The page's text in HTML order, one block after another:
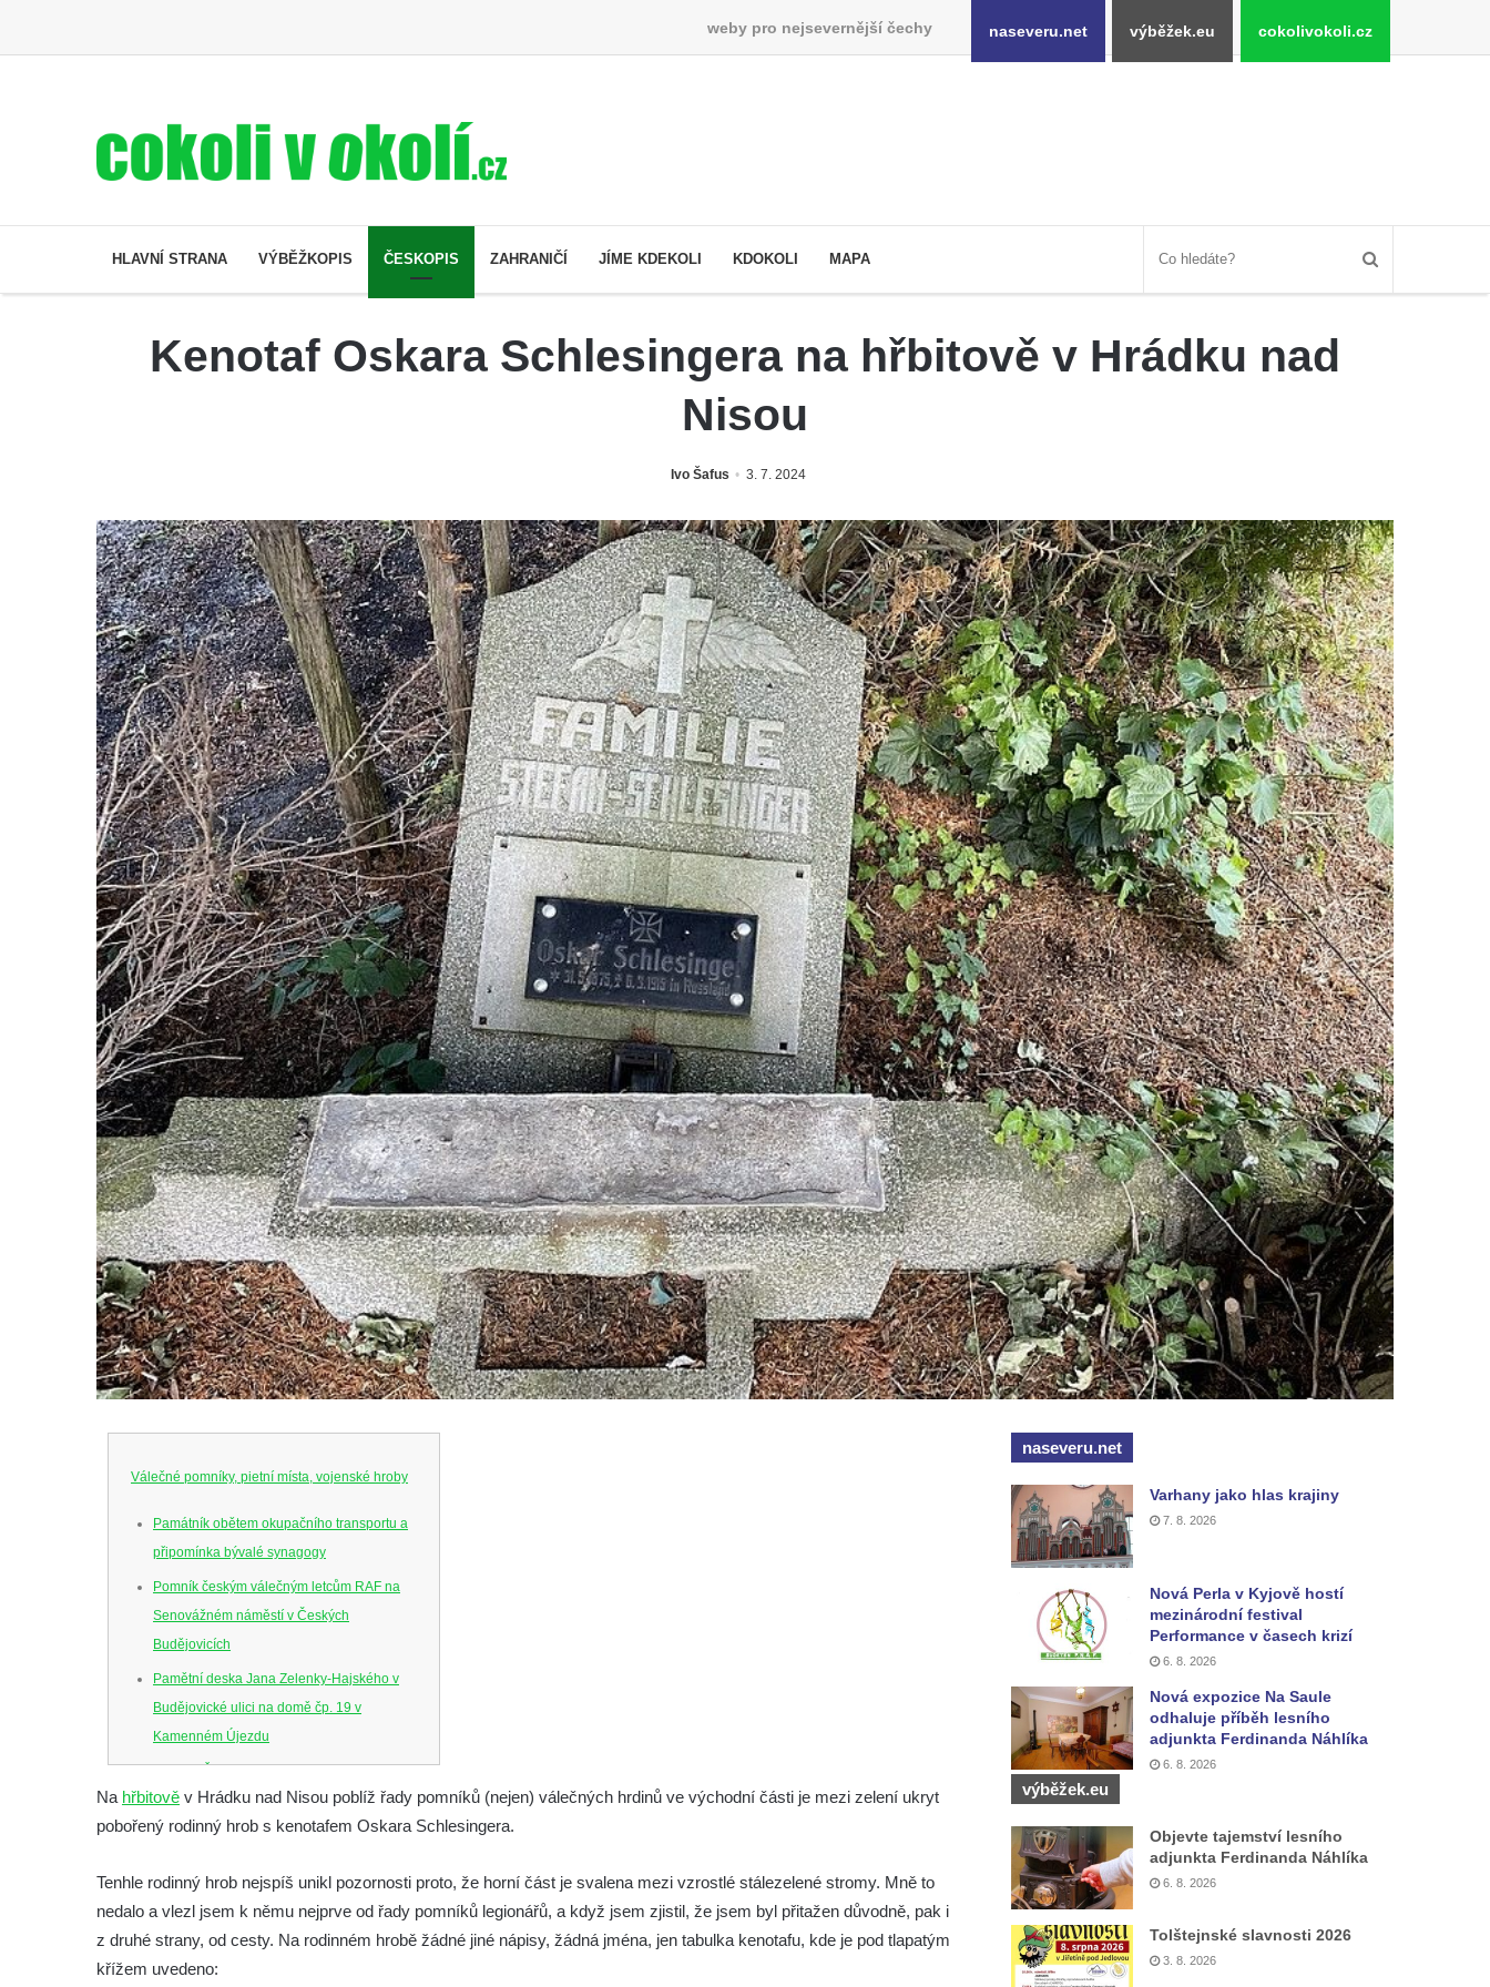
weby pro nejsevernější čechy naseveru.net výběžek.eu cokolivokoli.cz
HLAVNÍ STRANA VÝBĚŽKOPIS ČESKOPIS ZAHRANIČÍ JÍME KDEKOLI KDOKOLI MAPA
Kenotaf Oskara Schlesingera na hřbitově v Hrádku nad
Nisou
Ivo Šafus 3. 7. 2024
Válečné pomníky, pietní místa, vojenské hroby
Památník obětem okupačního transportu a
připomínka bývalé synagogy
Pomník českým válečným letcům RAF na
Senovážném náměstí v Českých
Budějovicích
Pamětní deska Jana Zelenky-Hajského v
Budějovické ulici na domě čp. 19 v
Kamenném Újezdu
Kenotaf Šimona Valhy na starém hřbitově v
Kamenném Újezdě
Kenotaf Václava B. Hájka na starém
Pomník obětem válek na Náměstí v
Kamenném Újezdě
Kenotaf Jana Mojžiše na hřbitově ve
Na hřbitově v Hrádku nad Nisou poblíž řady pomníků (nejen) válečných hrdinů ve východní části je mezi zelení ukryt
pobořený rodinný hrob s kenotafem Oskara Schlesingera.
Tenhle rodinný hrob nejspíš unikl pozornosti proto, že horní část je svalena mezi vzrostlé stálezelené stromy. Mně to
nedalo a vlezl jsem k němu nejprve od řady pomníků legionářů, a když jsem zjistil, že jsem byl přitažen důvodně, pak i
z druhé strany, od cesty. Na rodinném hrobě žádné jiné nápisy, žádná jména, jen tabulka kenotafu, kde je pod tlapatým
křížem uvedeno:
naseveru.net
Varhany jako hlas krajiny
7. 8. 2026
Nová Perla v Kyjově hostí
mezinárodní festival
Performance v časech krizí
6. 8. 2026
Nová expozice Na Saule
odhaluje příběh lesního
adjunkta Ferdinanda Náhlíka
6. 8. 2026
výběžek.eu
Objevte tajemství lesního
adjunkta Ferdinanda Náhlíka
6. 8. 2026
Tolštejnské slavnosti 2026
3. 8. 2026